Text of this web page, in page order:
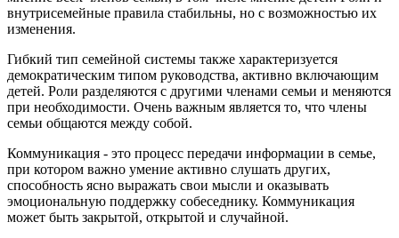
внутрисемейные правила стабильны, но с возможностью их
изменения.
Гибкий тип семейной системы также характеризуется
демократическим типом руководства, активно включающим
детей. Роли разделяются с другими членами семьи и меняются
при необходимости. Очень важным является то, что члены
семьи общаются между собой.
Коммуникация - это процесс передачи информации в семье,
при котором важно умение активно слушать других,
способность ясно выражать свои мысли и оказывать
эмоциональную поддержку собеседнику. Коммуникация
может быть закрытой, открытой и случайной.